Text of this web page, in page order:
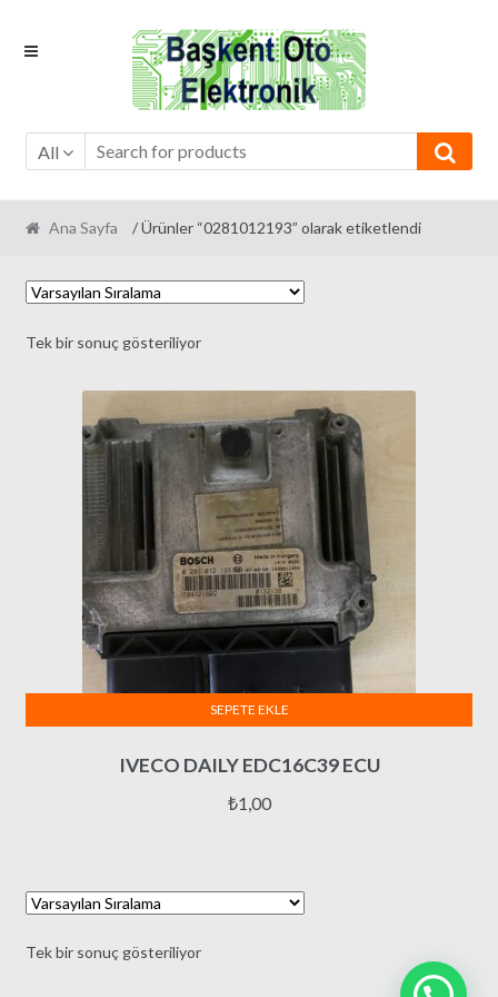
Skip
Skip
All
Ana Sayfa / Ürünler “0281012193” olarak etiketlendi
Tek bir sonuç gösteriliyor
IVECO DAILY EDC16C39 ECU
₺1,00
SEPETE EKLE
Tek bir sonuç gösteriliyor